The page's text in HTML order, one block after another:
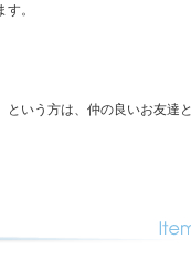
。
いう方は、仲の良いお友達と